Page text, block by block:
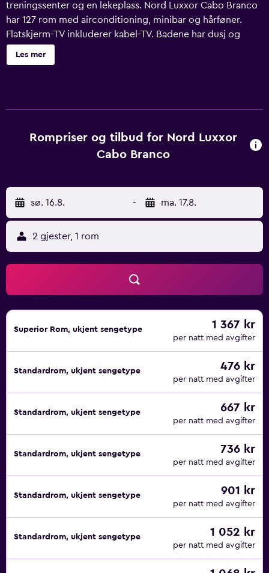
treningssenter og en lekeplass. Nord Luxxor Cabo Branco
har 127 rom med airconditioning, minibar og hårføner.
Flatskjerm-TV inkluderer kabel-TV. Badene har dusj og
toalettartikler (inkludert). Dette hotellet i João Pessoa
tilbyr kablet internett inkludert i prisen. Rengjøring tilbys
tilkomme.
Les mer
Rompriser og tilbud for Nord Luxxor
Cabo Branco
sø. 16.8. - ma. 17.8.
2 gjester, 1 rom
Superior Rom, ukjent sengetype 1 367 kr
per natt med avgifter
Standardrom, ukjent sengetype 476 kr
per natt med avgifter
Standardrom, ukjent sengetype 667 kr
per natt med avgifter
Standardrom, ukjent sengetype 736 kr
per natt med avgifter
Standardrom, ukjent sengetype 901 kr
per natt med avgifter
Standardrom, ukjent sengetype 1 052 kr
per natt med avgifter